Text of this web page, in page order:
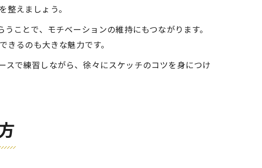
えましょう。
ことで、モチベーションの維持にもつながります。
るのも大きな魅力です。
で練習しながら、徐々にスケッチのコツを身につけ